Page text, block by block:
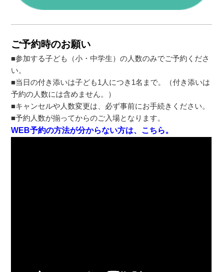
ご予約時のお願い
■参加する子ども（小・中学生）の人数のみでご予約くださ
い。
■当日の付き添いは子ども1人につき1名まで。（付き添いは
予約の人数には含めません。）
■キャンセルや人数変更は、必ず事前にお手続きください。
■予約人数が揃ってからのご入場となります。
WEB予約の方法が分からない方は、こちら。